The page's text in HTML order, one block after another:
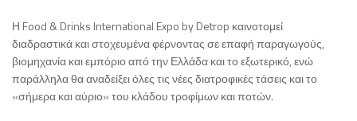
Η Food & Drinks International Expo by Detrop καινοτομεί
διαδραστικά και στοχευμένα φέρνοντας σε επαφή παραγωγούς,
βιομηχανία και εμπόριο από την Ελλάδα και το εξωτερικό, ενώ
παράλληλα θα αναδείξει όλες τις νέες διατροφικές τάσεις και το
«σήμερα και αύριο» του κλάδου τροφίμων και ποτών.